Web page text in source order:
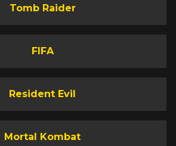
Tomb Raider
FIFA
Resident Evil
Mortal Kombat